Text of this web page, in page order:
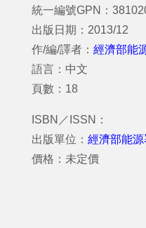
統一編號GPN：
出版日期：2013/12
作/編/譯者： 經濟部能
語言：中文
頁數：18
ISBN／ISSN：
出版單位： 經濟部能源
價格：未定價